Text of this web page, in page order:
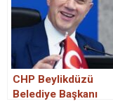
CHP Beylikdüzü
Belediye Başkanı